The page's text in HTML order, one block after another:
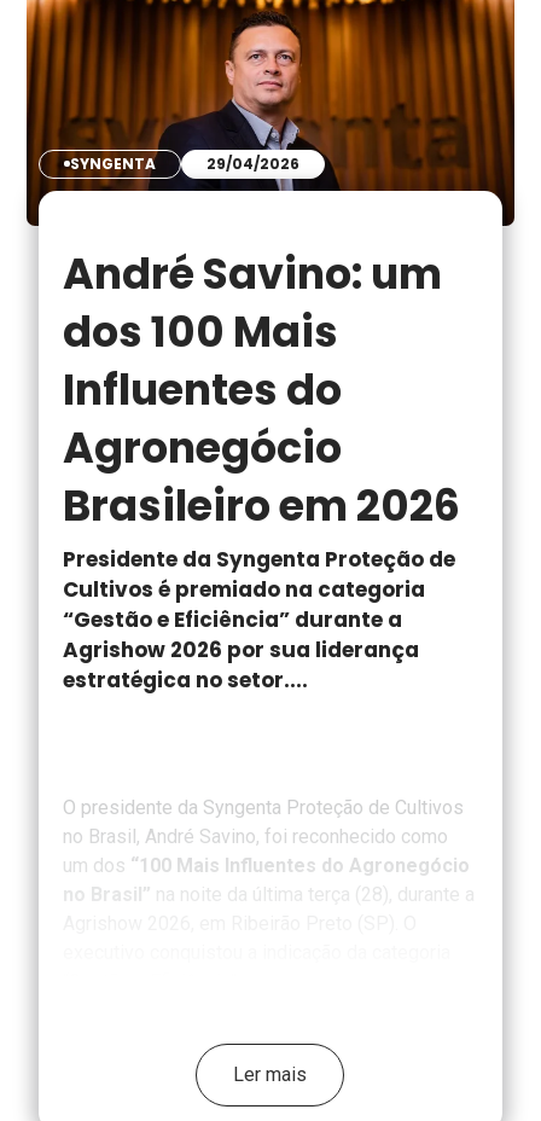
SYNGENTA 29/04/2026
André Savino: um
dos 100 Mais
Influentes do
Agronegócio
Brasileiro em 2026
Presidente da Syngenta Proteção de
Cultivos é premiado na categoria
“Gestão e Eficiência” durante a
Agrishow 2026 por sua liderança
estratégica no setor....
O presidente da Syngenta Proteção de Cultivos
no Brasil, André Savino, foi reconhecido como
um dos “100 Mais Influentes do Agronegócio
no Brasil” na noite da última terça (28), durante a
reconhecer e celebrar os profissionais mais
influentes do agronegócio brasileiro, nas mais
Ler mais